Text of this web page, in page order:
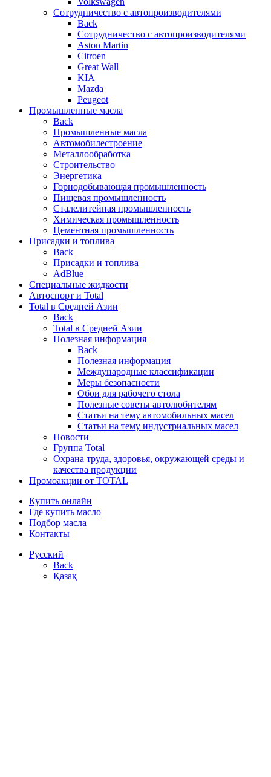
Сотрудничество с автопроизводителями
Back
Сотрудничество с автопроизводителями
Aston Martin
Citroen
Great Wall
KIA
Mazda
Peugeot
Промышленные масла
Back
Промышленные масла
Автомобилестроение
Металлообработка
Строительство
Энергетика
Горнодобывающая промышленность
Пищевая промышленность
Сталелитейная промышленность
Химическая промышленность
Цементная промышленность
Присадки и топлива
Back
Присадки и топлива
AdBlue
Специальные жидкости
Автоспорт и Total
Total в Средней Азии
Back
Total в Средней Азии
Полезная информация
Back
Полезная информация
Международные классификации
Меры безопасности
Обои для рабочего стола
Полезные советы автолюбителям
Статьи на тему автомобильных масел
Статьи на тему индустриальных масел
Новости
Группа Total
Охрана труда, здоровья, окружающей среды и
качества продукции
Промоакции от TOTAL
Купить онлайн
Где купить масло
Подбор масла
Контакты
Русский
Back
Қазақ